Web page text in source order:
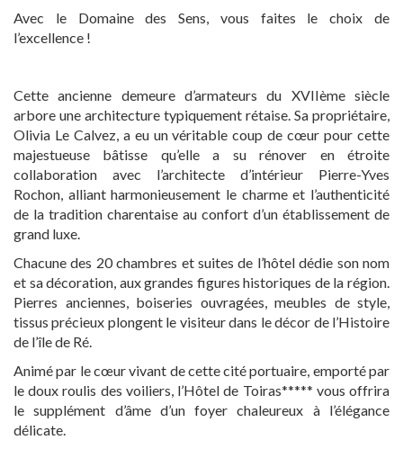
EXPERTISE
NOTRE ÉQUIPE
PROJETS ET RÉFÉRENCES
PRESSE FRANÇAISE
PRESSE INTERNATIONALE
Avec le Domaine des Sens, vous faites le choix de
l’excellence !
Cette ancienne demeure d’armateurs du XVIIème siècle
arbore une architecture typiquement rétaise. Sa propriétaire,
Olivia Le Calvez, a eu un véritable coup de cœur pour cette
majestueuse bâtisse qu’elle a su rénover en étroite
collaboration avec l’architecte d’intérieur Pierre-Yves
Rochon, alliant harmonieusement le charme et l’authenticité
de la tradition charentaise au confort d’un établissement de
grand luxe.
Chacune des 20 chambres et suites de l’hôtel dédie son nom
et sa décoration, aux grandes figures historiques de la région.
Pierres anciennes, boiseries ouvragées, meubles de style,
tissus précieux plongent le visiteur dans le décor de l’Histoire
de l’île de Ré.
Animé par le cœur vivant de cette cité portuaire, emporté par
le doux roulis des voiliers, l’Hôtel de Toiras***** vous offrira
le supplément d’âme d’un foyer chaleureux à l’élégance
délicate.